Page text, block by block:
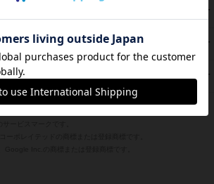
PT
1件の投稿
PT
3000
37 PT
讐心とともに